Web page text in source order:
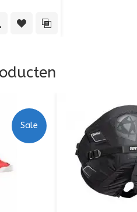
Quick ViewAdd to WishlistAdd to Compare
Sale